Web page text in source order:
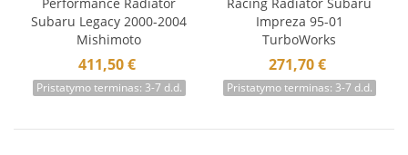
Performance Radiator
Subaru Legacy 2000-2004
Mishimoto
411,50 €
Pristatymo terminas: 3-7 d.d.
Racing Radiator Subaru
Impreza 95-01
TurboWorks
271,70 €
Pristatymo terminas: 3-7 d.d.